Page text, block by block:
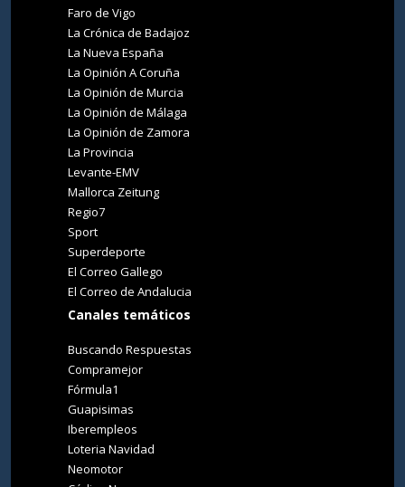
Faro de Vigo
La Crónica de Badajoz
La Nueva España
La Opinión A Coruña
La Opinión de Murcia
La Opinión de Málaga
La Opinión de Zamora
La Provincia
Levante-EMV
Mallorca Zeitung
Regio7
Sport
Superdeporte
El Correo Gallego
El Correo de Andalucia
Canales temáticos
Buscando Respuestas
Compramejor
Fórmula1
Guapisimas
Iberempleos
Loteria Navidad
Neomotor